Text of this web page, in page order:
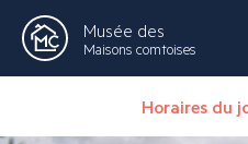
Musée des
Maisons comtoises
Horaires du